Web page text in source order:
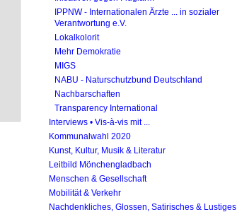
IPPNW - Internationalen Ärzte ... in sozialer
Verantwortung e.V.
Lokalkolorit
Mehr Demokratie
MIGS
NABU - Naturschutzbund Deutschland
Nachbarschaften
Transparency International
Interviews • Vis-à-vis mit ...
Kommunalwahl 2020
Kunst, Kultur, Musik & Literatur
Leitbild Mönchengladbach
Menschen & Gesellschaft
Mobilität & Verkehr
Nachdenkliches, Glossen, Satirisches & Lustiges